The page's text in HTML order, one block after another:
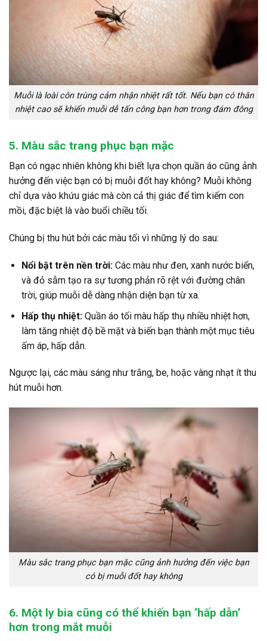
Muỗi là loài côn trùng cảm nhận nhiệt rất tốt. Nếu bạn có thân
nhiệt cao sẽ khiến muỗi dễ tấn công bạn hơn trong đám đông
5. Màu sắc trang phục bạn mặc
Bạn có ngạc nhiên không khi biết lựa chọn quần áo cũng ảnh
hưởng đến việc bạn có bị muỗi đốt hay không? Muỗi không
chỉ dựa vào khứu giác mà còn cả thị giác để tìm kiếm con
mồi, đặc biệt là vào buổi chiều tối.
Chúng bị thu hút bởi các màu tối vì những lý do sau:
Nổi bật trên nền trời:Các màu như đen, xanh nước biển,
và đỏ sẫm tạo ra sự tương phản rõ rệt với đường chân
trời, giúp muỗi dễ dàng nhận diện bạn từ xa.
Hấp thụ nhiệt:Quần áo tối màu hấp thụ nhiều nhiệt hơn,
làm tăng nhiệt độ bề mặt và biến bạn thành một mục tiêu
ấm áp, hấp dẫn.
Ngược lại, các màu sáng như trắng, be, hoặc vàng nhạt ít thu
hút muỗi hơn.
Màu sắc trang phục bạn mặc cũng ảnh hưởng đến việc bạn
có bị muỗi đốt hay không
6. Một ly bia cũng có thể khiến bạn ‘hấp dẫn’
hơn trong mắt muỗi